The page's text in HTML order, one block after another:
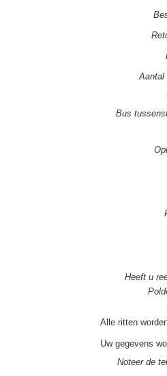
Aantal
Bus
Heeft u
Alle ritten
Uw gegevens
Noteer de